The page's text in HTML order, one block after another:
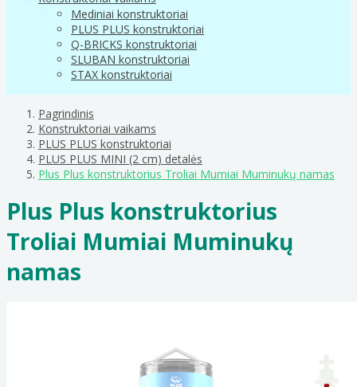
Mediniai konstruktoriai
PLUS PLUS konstruktoriai
Q-BRICKS konstruktoriai
SLUBAN konstruktoriai
STAX konstruktoriai
Pagrindinis
Konstruktoriai vaikams
PLUS PLUS konstruktoriai
PLUS PLUS MINI (2 cm) detalės
Plus Plus konstruktorius Troliai Mumiai Muminukų namas
Plus Plus konstruktorius
Troliai Mumiai Muminukų
namas